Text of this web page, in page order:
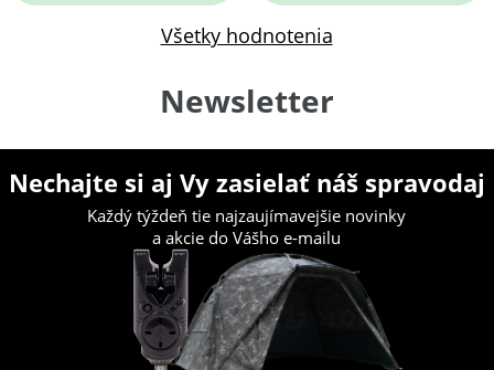
Všetky hodnotenia
Newsletter
Nechajte si aj Vy zasielať náš spravodaj
Každý týždeň tie najzaujímavejšie novinky
a akcie do Vášho e-mailu